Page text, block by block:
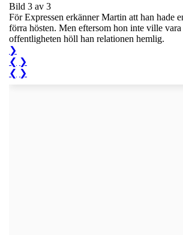
Bild 3 av 3
För Expressen erkänner Martin att han hade
förra hösten. Men eftersom hon inte ville
offentligheten höll han relationen hemlig.
❯
❮ ❯
❮ ❯